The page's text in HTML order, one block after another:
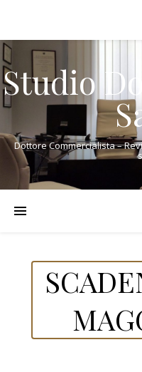
Studio
Dottore Commercialista –